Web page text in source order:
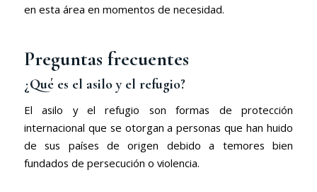
en esta área en momentos de necesidad.
Preguntas frecuentes
¿Qué es el asilo y el refugio?
El asilo y el refugio son formas de protección
internacional que se otorgan a personas que han huido
de sus países de origen debido a temores bien
fundados de persecución o violencia.